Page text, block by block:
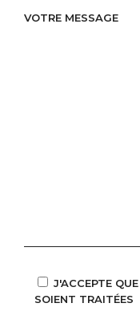
VOTRE MESSAGE
J'ACCEPTE
SOIENT TRAITÉES